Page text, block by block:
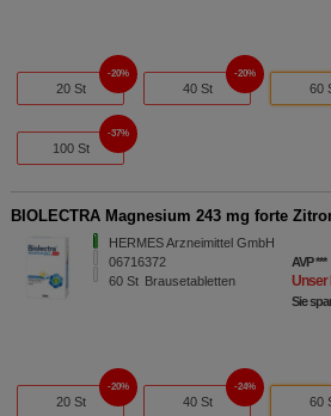
20 St
20%
40 St
20%
60
100 St
37%
BIOLECTRA Magnesium 243 mg forte
HERMES Arzneimittel GmbH
06716372
60 St Brausetabletten
AVP***
Unser
Sie
20 St
20%
40 St
24%
60